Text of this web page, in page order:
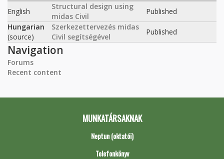
English
Structural design using
midas Civil
Published
Hungarian
(source)
Szerkezettervezés midas
Civil segítségével
Published
Navigation
Forums
Recent content
MUNKATÁRSAKNAK
Neptun (oktatói)
Telefonkönyv